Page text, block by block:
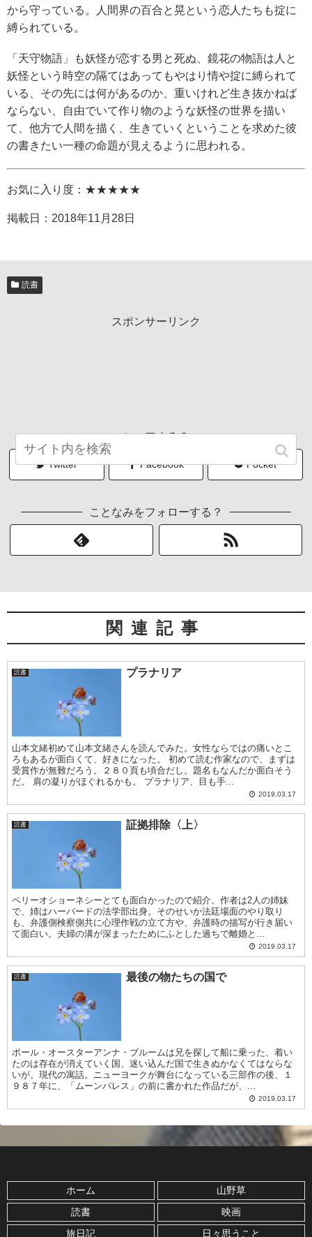
から守っている。人間界の百合と晃という恋人たちも掟に
縛られている。
「天守物語」も妖怪が恋する男と死ぬ、鏡花の物語は人と
妖怪という時空の隔てはあってもやはり情や掟に縛られて
いる、その先には何があるのか、重いけれど生き抜かねば
ならない、自由でいて作り物のような妖怪の世界を描い
て、他方で人間を描く、生きていくということを求めた彼
の書きたい一種の命題が見えるように思われる。
お気に入り度：★★★★★
掲載日： 2018年11月28日
読書
スポンサーリンク
シェアする？
Twitter Facebook Pocket
ことなみをフォローする？
関連記事
読書 プラナリア
山本文緒初めて山本文緒さんを読んでみた。女性ならではの痛いとこ
ろもあるが面白くて、好きになった。 初めて読む作家なので、まずは
受賞作が無難だろう。２８０頁も頃合だし。題名もなんだか面白そう
だ。 肩の凝りがほぐれるかも。 プラナリア、目も手...
2019.03.17
読書 証拠排除〈上〉
ペリーオショーネシーとても面白かったので紹介。作者は2人の姉妹
で、姉はハーバードの法学部出身。そのせいか法廷場面のやり取り
も、弁護側検察側共に心理作戦の立て方や、弁護時の描写が行き届い
て面白い。夫婦の溝が深まったためにふとした過ちで離婚と...
2019.03.17
読書 最後の物たちの国で
ポール・オースターアンナ・ブルームは兄を探して船に乗った、着い
たのは存在が消えていく国、迷い込んだ国で生きぬかなくてはならな
いが。現代の寓話。ニューヨークが舞台になっている三部作の後、１
９８７年に、「ムーンパレス」の前に書かれた作品だが、...
2019.03.17
ホーム
山野草
読書
映画
旅日記
日々思うこと